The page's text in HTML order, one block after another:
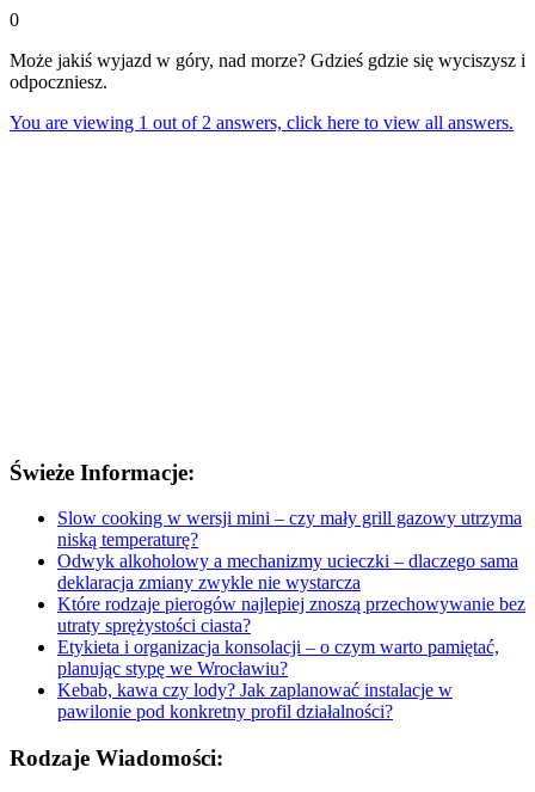
0
Może jakiś wyjazd w góry, nad morze? Gdzieś gdzie się wyciszysz i
odpoczniesz.
You are viewing 1 out of 2 answers, click here to view all answers.
Świeże Informacje:
Slow cooking w wersji mini – czy mały grill gazowy utrzyma
niską temperaturę?
Odwyk alkoholowy a mechanizmy ucieczki – dlaczego sama
deklaracja zmiany zwykle nie wystarcza
Które rodzaje pierogów najlepiej znoszą przechowywanie bez
utraty sprężystości ciasta?
Etykieta i organizacja konsolacji – o czym warto pamiętać,
planując stypę we Wrocławiu?
Kebab, kawa czy lody? Jak zaplanować instalacje w
pawilonie pod konkretny profil działalności?
Rodzaje Wiadomości: